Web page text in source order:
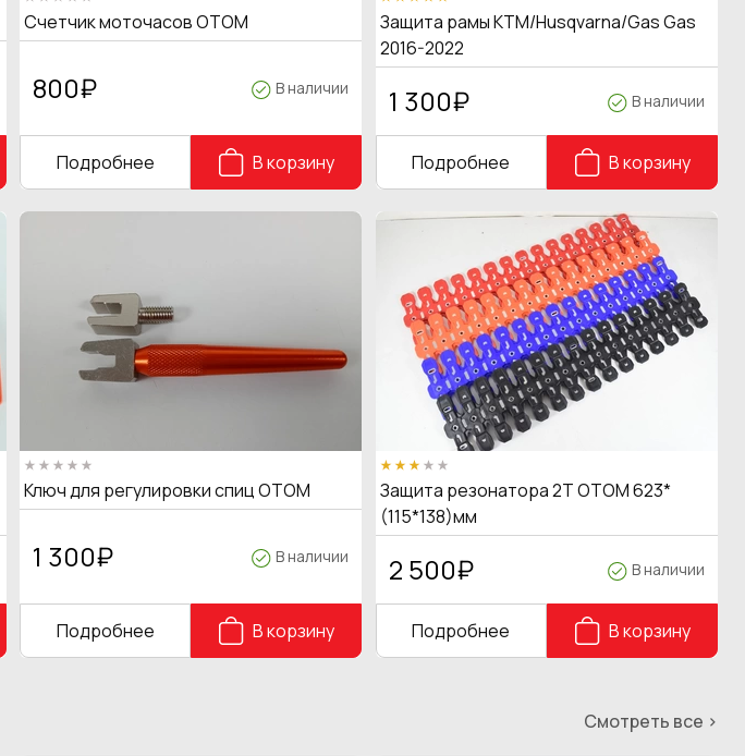
Счетчик моточасов OTOM
800₽ В наличии
Подробнее В корзину
Защита рамы KTM/Husqvarna/Gas Gas
2016-2022
1 300₽ В наличии
Подробнее В корзину
Ключ для регулировки спиц OTOM
1 300₽ В наличии
Подробнее В корзину
Защита резонатора 2Т OTOM 623*
(115*138)мм
2 500₽ В наличии
Подробнее В корзину
Смотреть все >